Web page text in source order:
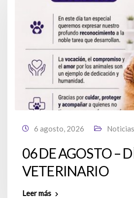
6 agosto, 2026
06 DE AGOSTO –
VETERINARIO
Leer más